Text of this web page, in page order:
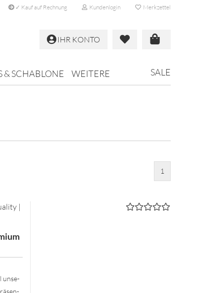
✓ Kauf auf Rechnung Kundenlogin Merkzettel
IHR KONTO
& SCHABLONE SALE
WEITERE
1
|
un­se­